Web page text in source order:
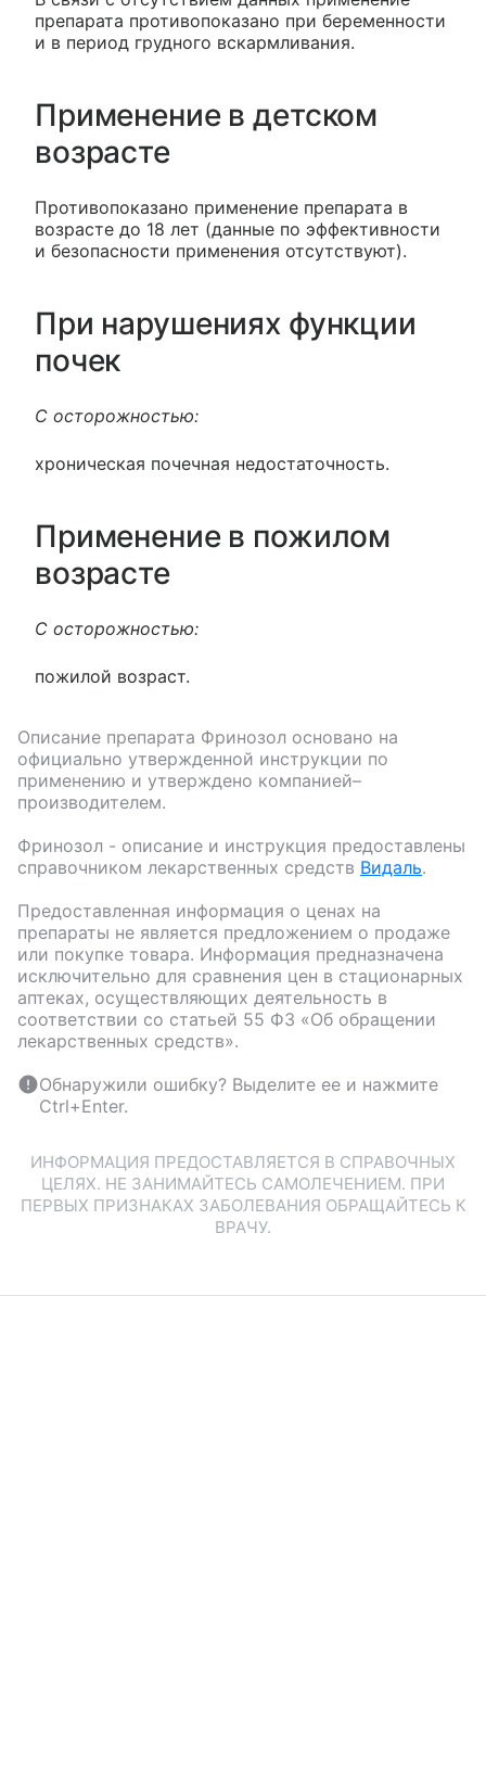
препарата противопоказано при беременности
и в период грудного вскармливания.
Применение в детском
возрасте
Противопоказано применение препарата в
возрасте до 18 лет (данные по эффективности
и безопасности применения отсутствуют).
При нарушениях функции
почек
С осторожностью:
хроническая почечная недостаточность.
Применение в пожилом
возрасте
С осторожностью:
пожилой возраст.
Описание препарата Фринозол основано на
официально утвержденной инструкции по
применению и утверждено компанией–
производителем.
Фринозол - описание и инструкция предоставлены
справочником лекарственных средств Видаль.
Предоставленная информация о ценах на
препараты не является предложением о продаже
или покупке товара. Информация предназначена
исключительно для сравнения цен в стационарных
аптеках, осуществляющих деятельность в
соответствии со статьей 55 ФЗ «Об обращении
лекарственных средств».
Обнаружили ошибку? Выделите ее и нажмите
Ctrl+Enter.
ИНФОРМАЦИЯ ПРЕДОСТАВЛЯЕТСЯ В СПРАВОЧНЫХ
ЦЕЛЯХ. НЕ ЗАНИМАЙТЕСЬ САМОЛЕЧЕНИЕМ. ПРИ
ПЕРВЫХ ПРИЗНАКАХ ЗАБОЛЕВАНИЯ ОБРАЩАЙТЕСЬ К
ВРАЧУ.